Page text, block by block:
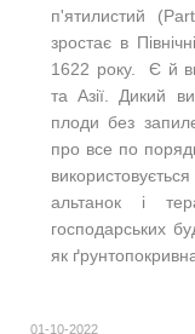
п'ятилистий
зростає в
1622 року. Є й
та Азії. Дикий
плоди без
про все по
альтанок і
господарських
як
01-10-2022